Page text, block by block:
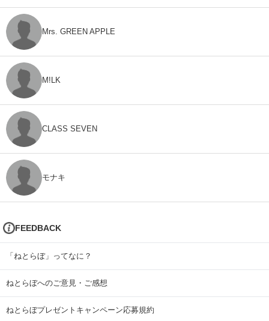
Mrs. GREEN APPLE
M!LK
CLASS SEVEN
モナキ
FEEDBACK
「ねとらぼ」ってなに？
ねとらぼへのご意見・ご感想
ねとらぼプレゼントキャンペーン応募規約